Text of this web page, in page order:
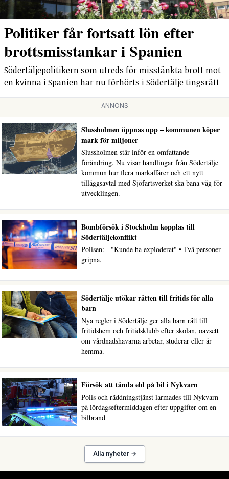
Politiker får fortsatt lön efter
brottsmisstankar i Spanien
Södertäljepolitikern som utreds för misstänkta brott mot
en kvinna i Spanien har nu förhörts i Södertälje tingsrätt
ANNONS
Slussholmen öppnas upp – kommunen köper
mark för miljoner
Slussholmen står inför en omfattande
förändring. Nu visar handlingar från Södertälje
kommun hur flera markaffärer och ett nytt
tilläggsavtal med Sjöfartsverket ska bana väg för
utvecklingen.
Bombförsök i Stockholm kopplas till
Södertäljekonflikt
Polisen: - "Kunde ha exploderat" • Två personer
gripna.
Södertälje utökar rätten till fritids för alla
barn
Nya regler i Södertälje ger alla barn rätt till
fritidshem och fritidsklubb efter skolan, oavsett
om vårdnadshavarna arbetar, studerar eller är
hemma.
Försök att tända eld på bil i Nykvarn
Polis och räddningstjänst larmades till Nykvarn
på lördagseftermiddagen efter uppgifter om en
bilbrand
Alla nyheter →